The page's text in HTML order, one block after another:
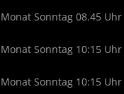
Sonntag 08.45 Uhr
Sonntag 10:15 Uhr
Sonntag 10:15 Uhr